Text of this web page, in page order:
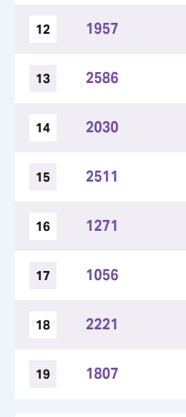
12 1957
13 2586
14 2030
15 2511
16 1271
17 1056
18 2221
19 1807